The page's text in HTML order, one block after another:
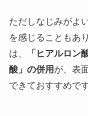
ただしなじみがよ
を感じることもあ
は、
「ヒアルロン
酸」の併用 が、表
できておすすめです